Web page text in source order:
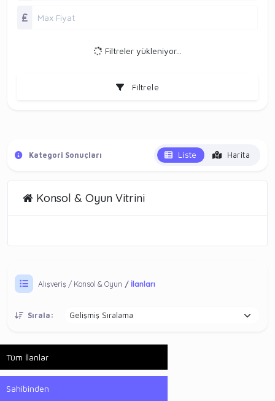
Filtreler yükleniyor...
Filtrele
Kategori Sonuçları Liste Harita
Konsol & Oyun Vitrini
Alışveriş Konsol & Oyun İlanları
Sırala:
Tüm İlanlar
Sahibinden